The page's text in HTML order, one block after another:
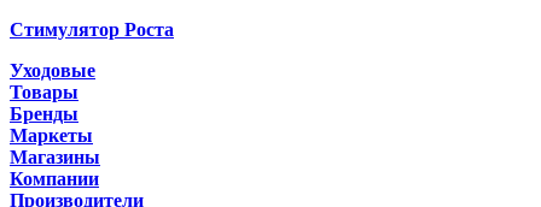
Стимулятор Роста
Уходовые
Товары
Бренды
Маркеты
Магазины
Компании
Производители